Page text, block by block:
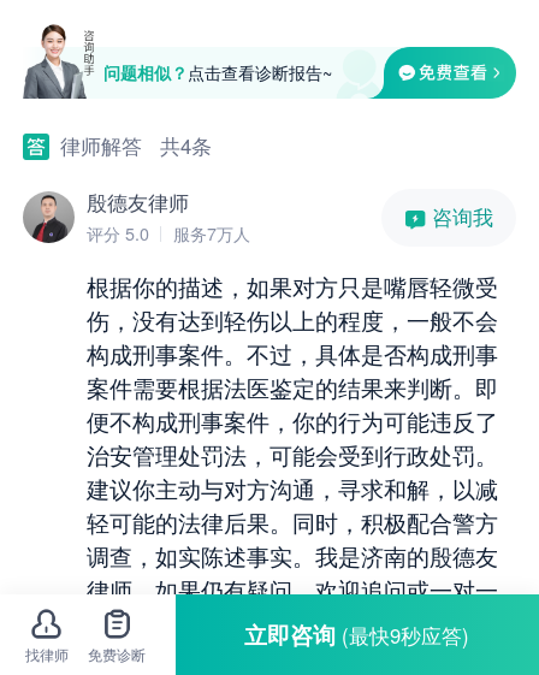
问题相似？ 点击查看诊断报告~
律师解答
共4条
殷德友律师
评分 5.0 服务7万人
咨询我
根据你的描述，如果对方只是嘴唇轻微受
伤，没有达到轻伤以上的程度，一般不会
构成刑事案件。不过，具体是否构成刑事
案件需要根据法医鉴定的结果来判断。即
便不构成刑事案件，你的行为可能违反了
治安管理处罚法，可能会受到行政处罚。
建议你主动与对方沟通，寻求和解，以减
轻可能的法律后果。同时，积极配合警方
调查，如实陈述事实。我是济南的殷德友
律师，如果仍有疑问，欢迎追问或一对一
咨询。
找律师 免费诊断
立即咨询 (最快9秒应答)